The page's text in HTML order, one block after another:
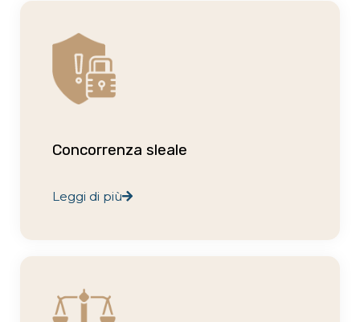
Concorrenza sleale
Leggi di più